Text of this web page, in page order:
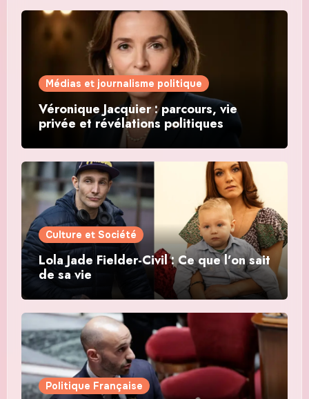
Médias et journalisme politique
Véronique Jacquier : parcours, vie
privée et révélations politiques
Culture et Société
Lola Jade Fielder-Civil : Ce que l’on sait
de sa vie
Politique Française